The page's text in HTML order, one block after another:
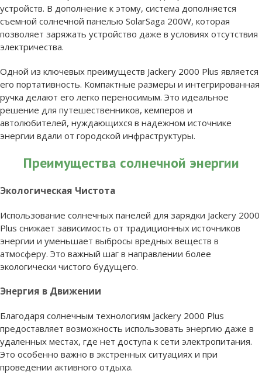
устройств. В дополнение к этому, система дополняется
съемной солнечной панелью SolarSaga 200W, которая
позволяет заряжать устройство даже в условиях отсутствия
электричества.
Одной из ключевых преимуществ Jackery 2000 Plus является
его портативность. Компактные размеры и интегрированная
ручка делают его легко переносимым. Это идеальное
решение для путешественников, кемперов и
автолюбителей, нуждающихся в надежном источнике
энергии вдали от городской инфраструктуры.
Преимущества солнечной энергии
Экологическая Чистота
Использование солнечных панелей для зарядки Jackery 2000
Plus снижает зависимость от традиционных источников
энергии и уменьшает выбросы вредных веществ в
атмосферу. Это важный шаг в направлении более
экологически чистого будущего.
Энергия в Движении
Благодаря солнечным технологиям Jackery 2000 Plus
предоставляет возможность использовать энергию даже в
удаленных местах, где нет доступа к сети электропитания.
Это особенно важно в экстренных ситуациях и при
проведении активного отдыха.